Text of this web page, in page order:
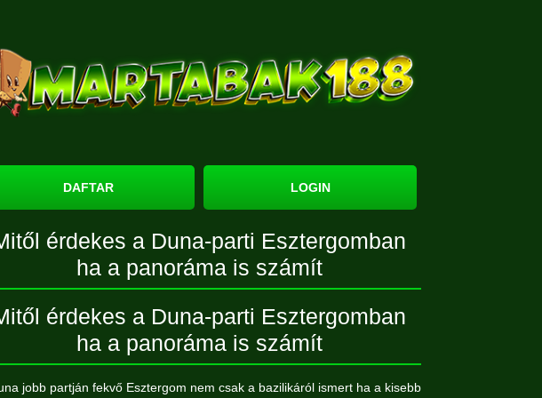
DAFTAR LOGIN
érdekes a Duna-parti Esztergomban
ha a panoráma is számít
érdekes a Duna-parti Esztergomban
ha a panoráma is számít
jobb partján fekvő Esztergom nem csak a bazilikáról ismert ha a kisebb